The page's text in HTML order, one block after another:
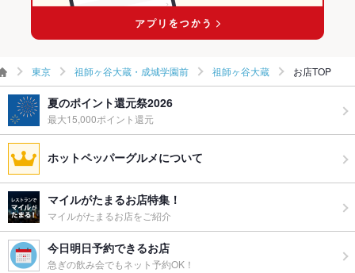
東京 祖師ヶ谷大蔵・成城学園前 祖師ヶ谷大蔵 お店TOP
夏のポイント還元祭2026
最大15,000ポイント還元
ホットペッパーグルメについて
マイルがたまるお店特集！
マイルがたまるお店をご紹介
今日明日予約できるお店
急ぎの飲み会でもネット予約OK！